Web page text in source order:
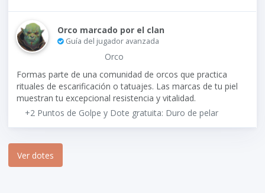
Orco marcado por el clan
Guía del jugador avanzada
Orco
Formas parte de una comunidad de orcos que practica
rituales de escarificación o tatuajes. Las marcas de tu piel
muestran tu excepcional resistencia y vitalidad.
+2 Puntos de Golpe y Dote gratuita: Duro de pelar
Ver dotes